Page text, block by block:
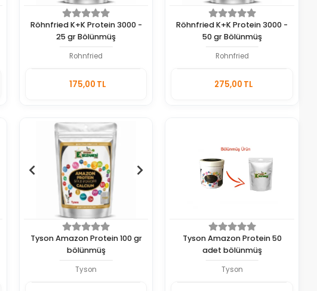
Röhnfried K+K Protein 3000 -
25 gr Bölünmüş
Rohnfried
175,00 TL
Röhnfried K+K Protein 3000 -
50 gr Bölünmüş
Rohnfried
275,00 TL
Tyson Amazon Protein 100 gr
bölünmüş
Tyson
Tyson Amazon Protein 50
adet bölünmüş
Tyson